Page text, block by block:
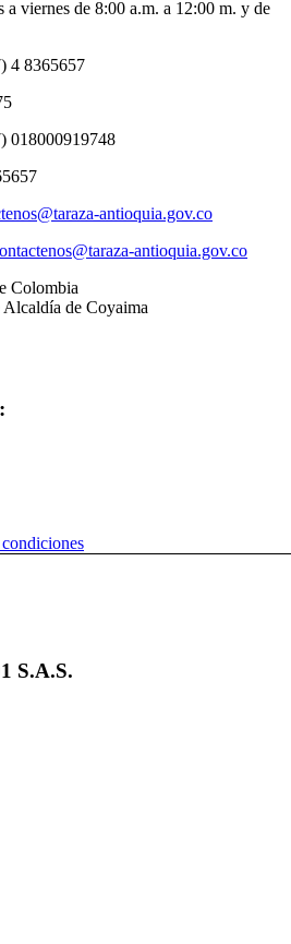
viernes de 8:00 a.m. a 12:00 m. y de
4 8365657
018000919748
antioquia.gov.co
antioquia.gov.co
S.A.S.